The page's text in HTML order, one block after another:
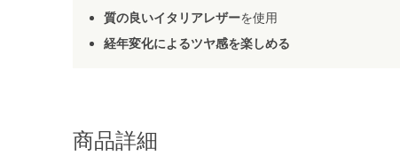
質の良いイタリアレザーを使用
経年変化によるツヤ感を楽しめる
商品詳細